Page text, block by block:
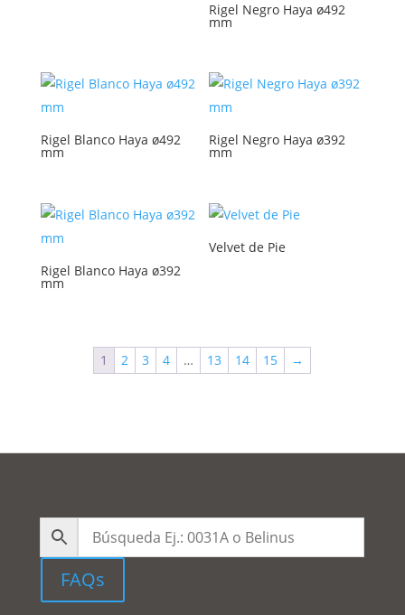
Rigel Negro Haya ø492
mm
Rigel Blanco Haya ø492
mm
Rigel Negro Haya ø392
mm
Rigel Blanco Haya ø392
mm
Velvet de Pie
1 2 3 4 … 13 14 15 →
FAQs